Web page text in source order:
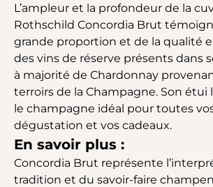
L’ampleur et la profondeur de la
Rothschild Concordia Brut
grande proportion et de la qualité
des vins de réserve présents dans
à majorité de Chardonnay
terroirs de la Champagne. Son étui
le champagne idéal pour toutes
dégustation et vos cadeaux.
En savoir plus :
Concordia Brut représente
tradition et du savoir-faire